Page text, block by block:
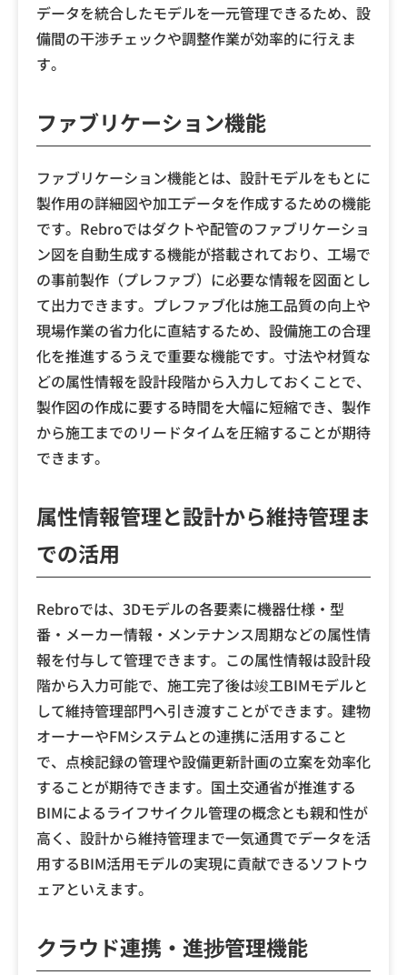
データを統合したモデルを一元管理できるため、設
備間の干渉チェックや調整作業が効率的に行えま
す。
ファブリケーション機能
ファブリケーション機能とは、設計モデルをもとに
製作用の詳細図や加工データを作成するための機能
です。Rebroではダクトや配管のファブリケーショ
ン図を自動生成する機能が搭載されており、工場で
の事前製作（プレファブ）に必要な情報を図面とし
て出力できます。プレファブ化は施工品質の向上や
現場作業の省力化に直結するため、設備施工の合理
化を推進するうえで重要な機能です。寸法や材質な
どの属性情報を設計段階から入力しておくことで、
製作図の作成に要する時間を大幅に短縮でき、製作
から施工までのリードタイムを圧縮することが期待
できます。
属性情報管理と設計から維持管理ま
での活用
Rebroでは、3Dモデルの各要素に機器仕様・型
番・メーカー情報・メンテナンス周期などの属性情
報を付与して管理できます。この属性情報は設計段
階から入力可能で、施工完了後は竣工BIMモデルと
して維持管理部門へ引き渡すことができます。建物
オーナーやFMシステムとの連携に活用すること
で、点検記録の管理や設備更新計画の立案を効率化
することが期待できます。国土交通省が推進する
BIMによるライフサイクル管理の概念とも親和性が
高く、設計から維持管理まで一気通貫でデータを活
用するBIM活用モデルの実現に貢献できるソフトウ
ェアといえます。
クラウド連携・進捗管理機能